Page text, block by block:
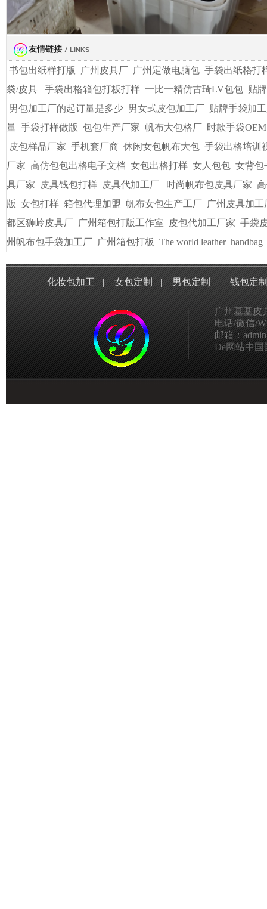
友情链接 / LINKS
书包出纸样打版 广州皮具厂 广州定做电脑包 手袋出纸格打
袋/皮具
手袋出格箱包打板打样 一比一精仿古琦LV包包 贴
男包加工厂的起订量是多少 男女式皮包加工厂 贴牌手袋加
量 手袋打样做版 包包生产厂家 帆布大包格厂 时款手袋OEM
皮包样品厂家 手机套厂商 休闲女包帆布大包 手袋出格培训
厂家 高仿包包出格电子文档 女包出格打样 女人包包 女背包
具厂家
皮具钱包打样 皮具代加工厂 时尚帆布包皮具厂家
版 女包打样 箱包代理加盟 帆布女包生产工厂 广州皮具加工
都区狮岭皮具厂 广州箱包打版工作室 皮包代加工厂家 手袋
州帆布包手袋加工厂 广州箱包打板 The world leather handbag
化妆包加工 | 女包定制 | 男包定制 | 钱包定
广州基基皮
电话/微信/
邮箱：
De网站中国